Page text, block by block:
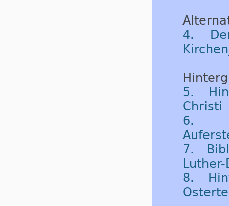
4.
5.
Christi
6.
7.
8.